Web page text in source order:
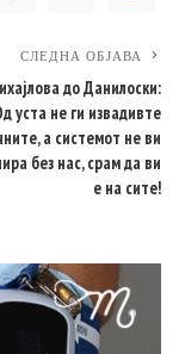
СЛЕДНА ОБЈАВА
до Данилоски:
уста не ги извадивте
а системот не ви
без нас, срам да ви
е на сите!